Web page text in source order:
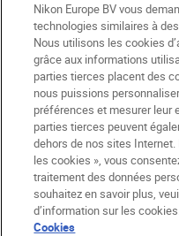
BE(fr) Nikon
Contactez-nous
Avis
Conditions
CVG de la boutique
Notice d’information
Paramètres des
© 2026 Nikon
Nikon Europe BV vous
technologies similaires à
Nous utilisons les cookies
grâce aux informations
parties tierces placent des
nous puissions
préférences et mesurer
parties tierces peuvent
dehors de nos sites
les cookies », vous
traitement des données
souhaitez en savoir plus,
d’information sur les
Cookies